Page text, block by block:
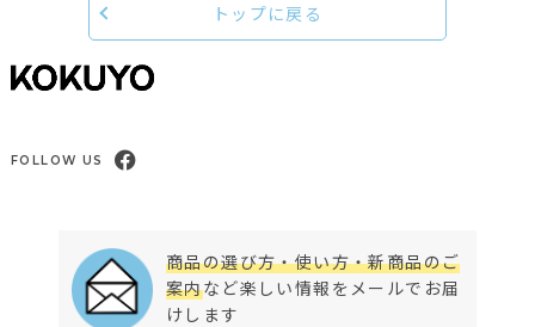
トップに戻る
FOLLOW US
商品の選び方・使い方・新商品のご
案内など楽しい情報をメールでお届
けします